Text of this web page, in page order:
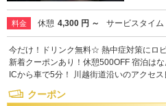
料金 休憩 4,300 円 ～ サービスタイム
今だけ！ドリンク無料☆ 熱中症対策にロ
新着クーポンあり！休憩500OFF 宿泊は
ICから車で5分！ 川越街道沿いのアクセ
クーポン